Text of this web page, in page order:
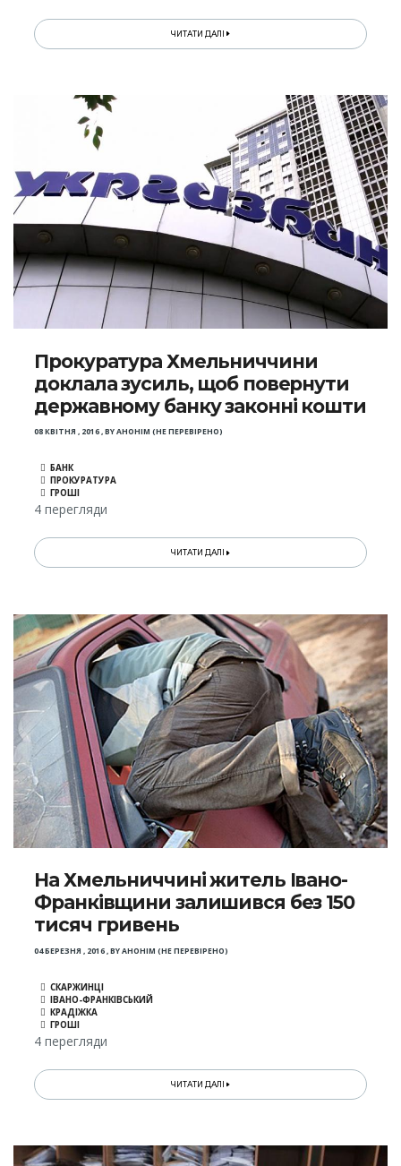
ЧИТАТИ ДАЛІ
Прокуратура Хмельниччини
доклала зусиль, щоб повернути
державному банку законні кошти
08 КВІТНЯ , 2016,BYАНОНІМ (НЕ ПЕРЕВІРЕНО)
БАНК
ПРОКУРАТУРА
ГРОШІ
4 перегляди
ЧИТАТИ ДАЛІ
На Хмельниччині житель Івано-
Франківщини залишився без 150
тисяч гривень
04 БЕРЕЗНЯ , 2016,BYАНОНІМ (НЕ ПЕРЕВІРЕНО)
СКАРЖИНЦІ
ІВАНО-ФРАНКІВСЬКИЙ
КРАДІЖКА
ГРОШІ
4 перегляди
ЧИТАТИ ДАЛІ